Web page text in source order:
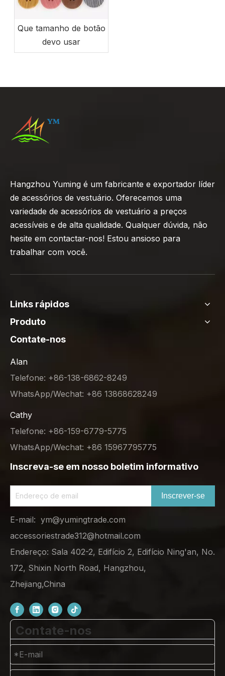
Que tamanho de botão
devo usar
Hangzhou Yuming é um fabricante e exportador líder
de acessórios de vestuário. Oferecemos uma
variedade de acessórios de vestuário a preços
acessíveis e de alta qualidade. Qualquer dúvida, não
hesite em contactar-nos! Estou ansioso para
trabalhar com você.
Links rápidos
Produto
Contate-nos
Alan
Telefone: +86-138-6862-8249
WhatsApp/Wechat: +86 13868628249
Cathy
Telefone: +86-159-6779-5775
WhatsApp/Wechat: +86 15967795775
Inscreva-se em nosso boletim informativo
Inscrever-se
E-mail: ym@yumingtrade.com
accessoriestrade312@hotmail.com
Endereço: Sala 402-2, Edifício 2, Edifício Ning'an, No.
172, Shixin North Road, Hangzhou,
Zhejiang,China
Contate-nos